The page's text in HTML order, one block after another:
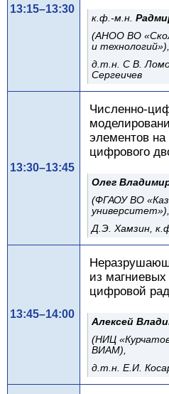
13:15–13:30
к.ф.-м.н.
(АНОО ВО
и технологий»),
д.т.н. С В.
Сергеичев
13:30–13:45
Численно-
элементов
цифрового
Олег
(ФГАОУ ВО
университет»),
Д.Э. Хамзин,
13:45–14:00
из
цифровой
Алексей
(НИЦ
ВИАМ),
д.т.н. Е.И.